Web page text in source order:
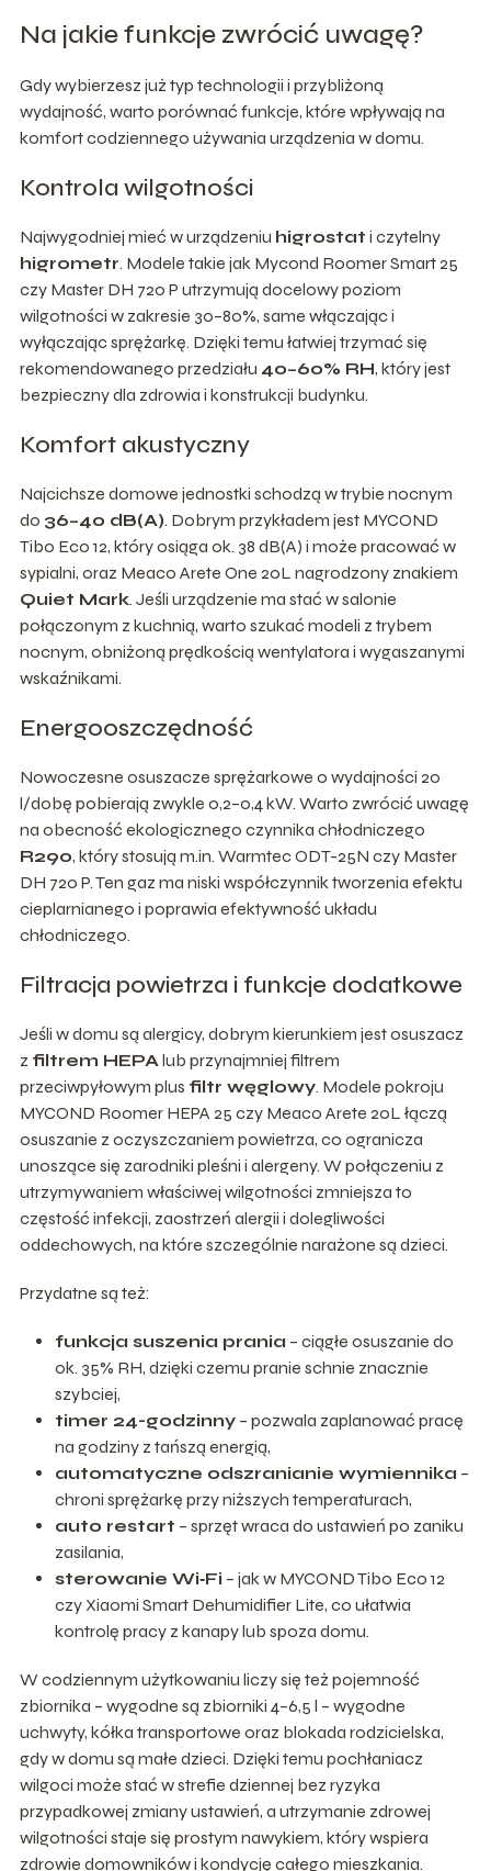
Na jakie funkcje zwrócić uwagę?
Gdy wybierzesz już typ technologii i przybliżoną
wydajność, warto porównać funkcje, które wpływają na
komfort codziennego używania urządzenia w domu.
Kontrola wilgotności
Najwygodniej mieć w urządzeniu higrostat i czytelny
higrometr. Modele takie jak Mycond Roomer Smart 25
czy Master DH 720 P utrzymują docelowy poziom
wilgotności w zakresie 30–80%, same włączając i
wyłączając sprężarkę. Dzięki temu łatwiej trzymać się
rekomendowanego przedziału 40–60% RH, który jest
bezpieczny dla zdrowia i konstrukcji budynku.
Komfort akustyczny
Najcichsze domowe jednostki schodzą w trybie nocnym
do 36–40 dB(A). Dobrym przykładem jest MYCOND
Tibo Eco 12, który osiąga ok. 38 dB(A) i może pracować w
sypialni, oraz Meaco Arete One 20L nagrodzony znakiem
Quiet Mark. Jeśli urządzenie ma stać w salonie
połączonym z kuchnią, warto szukać modeli z trybem
nocnym, obniżoną prędkością wentylatora i wygaszanymi
wskaźnikami.
Energooszczędność
Nowoczesne osuszacze sprężarkowe o wydajności 20
l/dobę pobierają zwykle 0,2–0,4 kW. Warto zwrócić uwagę
na obecność ekologicznego czynnika chłodniczego
R290, który stosują m.in. Warmtec ODT-25N czy Master
DH 720 P. Ten gaz ma niski współczynnik tworzenia efektu
cieplarnianego i poprawia efektywność układu
chłodniczego.
Filtracja powietrza i funkcje dodatkowe
Jeśli w domu są alergicy, dobrym kierunkiem jest osuszacz
z filtrem HEPAlub przynajmniej filtrem
przeciwpyłowym plus filtr węglowy. Modele pokroju
MYCOND Roomer HEPA 25 czy Meaco Arete 20L łączą
osuszanie z oczyszczaniem powietrza, co ogranicza
unoszące się zarodniki pleśni i alergeny. W połączeniu z
utrzymywaniem właściwej wilgotności zmniejsza to
częstość infekcji, zaostrzeń alergii i dolegliwości
oddechowych, na które szczególnie narażone są dzieci.
Przydatne są też:
funkcja suszenia prania – ciągłe osuszanie do
ok. 35% RH, dzięki czemu pranie schnie znacznie
szybciej,
timer 24-godzinny– pozwala zaplanować pracę
na godziny z tańszą energią,
automatyczne odszranianie wymiennika –
chroni sprężarkę przy niższych temperaturach,
auto restart – sprzęt wraca do ustawień po zaniku
zasilania,
sterowanie Wi‑Fi – jak w MYCOND Tibo Eco 12
czy Xiaomi Smart Dehumidifier Lite, co ułatwia
kontrolę pracy z kanapy lub spoza domu.
W codziennym użytkowaniu liczy się też pojemność
zbiornika – wygodne są zbiorniki 4–6,5 l – wygodne
uchwyty, kółka transportowe oraz blokada rodzicielska,
gdy w domu są małe dzieci. Dzięki temu pochłaniacz
wilgoci może stać w strefie dziennej bez ryzyka
przypadkowej zmiany ustawień, a utrzymanie zdrowej
wilgotności staje się prostym nawykiem, który wspiera
zdrowie domowników i kondycję całego mieszkania.